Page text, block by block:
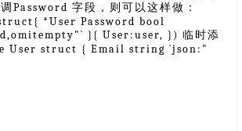
Password 字段，则可以这样做：
*User Password bool
}{ User:user, }) 临时添
User struct { Email string `json:"